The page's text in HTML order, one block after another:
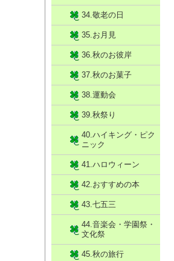
34.敬老の日
35.お月見
36.秋のお彼岸
37.秋のお菓子
38.運動会
39.秋祭り
40.ハイキング・ピク
ニック
41.ハロウィーン
42.おすすめの本
43.七五三
44.音楽会・学園祭・
文化祭
45.秋の旅行